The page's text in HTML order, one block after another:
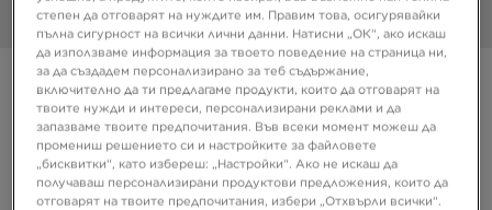
Супер оферта
VANS UA SK8-LOW
30,67 €
59,99 ЛВ.
степен да отговарят на нуждите им. Правим това, осигурявайки
пълна сигурност на всички лични данни. Натисни „ОК“, ако искаш
да използваме информация за твоето поведение на страница ни,
за да създадем персонализирано за теб съдържание,
включително да ти предлагаме продукти, които да отговарят на
твоите нужди и интереси, персонализирани реклами и да
запазваме твоите предпочитания. Във всеки момент можеш да
промениш решението си и настройките за файловете
„бисквитки“, като избереш: „Настройки“. Ако не искаш да
получаваш персонализирани продуктови предложения, които да
отговарят на твоите предпочитания, избери „Отхвърли всички“.